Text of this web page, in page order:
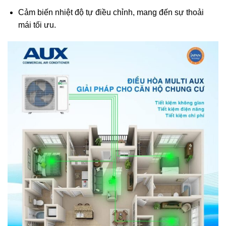
Cảm biến nhiệt độ tự điều chỉnh, mang đến sự thoải
mái tối ưu.